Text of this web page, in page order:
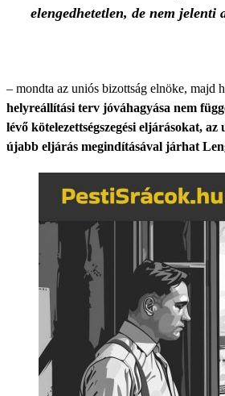
elengedhetetlen, de nem jelenti
– mondta az uniós bizottság elnöke, majd
helyreállítási terv jóváhagyása nem
lévő kötelezettségszegési eljárásokat, az
újabb eljárás megindításával járhat